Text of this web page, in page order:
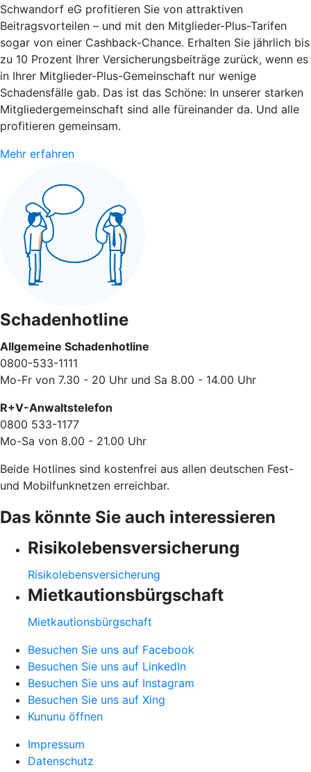
Schwandorf eG profitieren Sie von attraktiven
Beitragsvorteilen – und mit den Mitglieder-Plus-Tarifen
sogar von einer Cashback-Chance. Erhalten Sie jährlich bis
zu 10 Prozent Ihrer Versicherungsbeiträge zurück, wenn es
in Ihrer Mitglieder-Plus-Gemeinschaft nur wenige
Schadensfälle gab. Das ist das Schöne: In unserer starken
Mitgliedergemeinschaft sind alle füreinander da. Und alle
profitieren gemeinsam.
Mehr erfahren
Schadenhotline
Allgemeine Schadenhotline
0800-533-1111
Mo-Fr von 7.30 - 20 Uhr und Sa 8.00 - 14.00 Uhr
R+V-Anwaltstelefon
0800 533-1177
Mo-Sa von 8.00 - 21.00 Uhr
Beide Hotlines sind kostenfrei aus allen deutschen Fest-
und Mobilfunknetzen erreichbar.
Das könnte Sie auch interessieren
Risikolebensversicherung
Risikolebensversicherung
Mietkautionsbürgschaft
Mietkautionsbürgschaft
Besuchen Sie uns auf Facebook
Besuchen Sie uns auf LinkedIn
Besuchen Sie uns auf Instagram
Besuchen Sie uns auf Xing
Kununu öffnen
Impressum
Datenschutz